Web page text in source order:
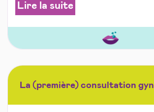
Lire la suite
La (première) consultation